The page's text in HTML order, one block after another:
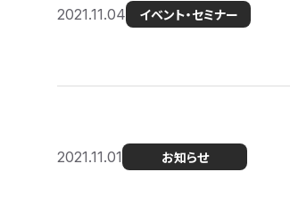
2021.11.04 イベント・セミナー
2021.11.01 お知らせ